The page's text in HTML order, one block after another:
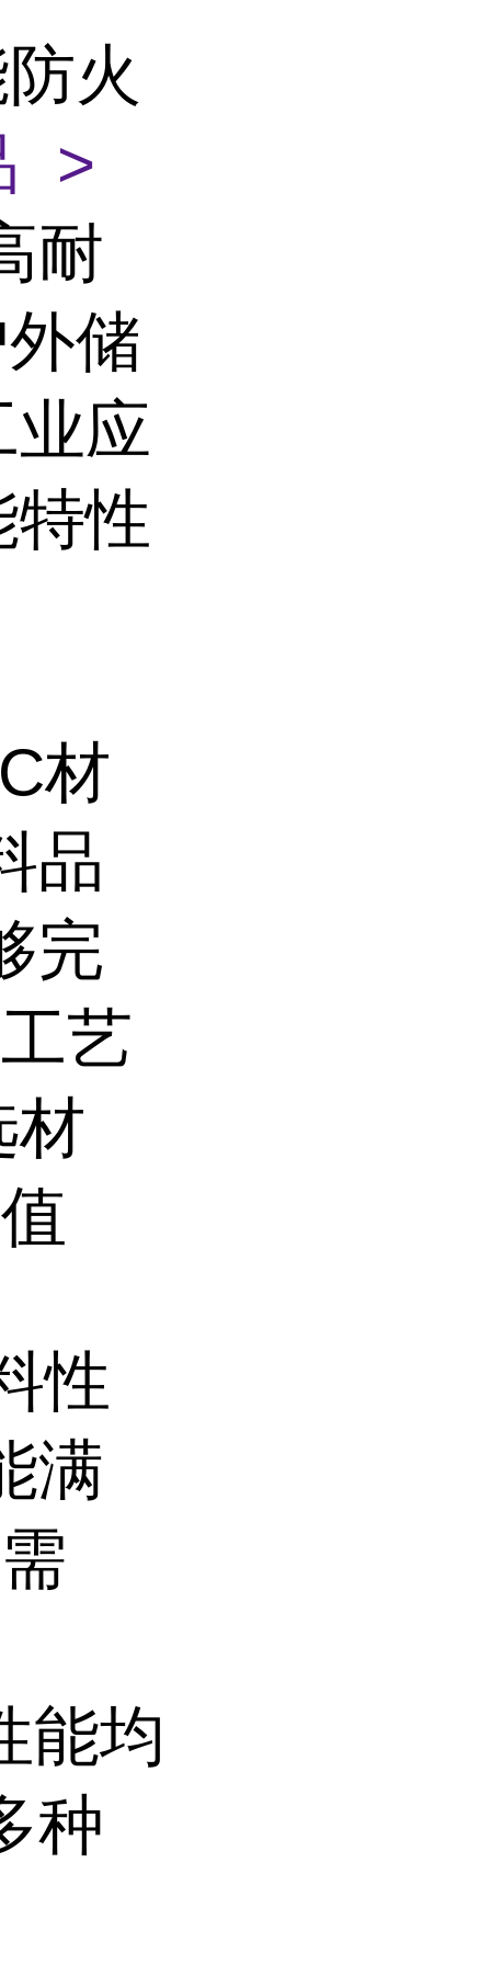
火
>
耐
储
业应
性
材
品
完
艺
材
性
满
能均
种